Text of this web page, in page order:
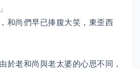
和尚們早已捧腹大笑，東歪西
於老和尚與老太婆的心思不同，